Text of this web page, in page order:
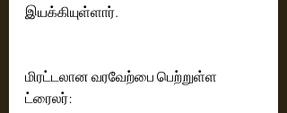
இயக்கியுள்ளார்.
மிரட்டலான வரவேற்பை பெற்றுள்ள
ட்ரைலர்: